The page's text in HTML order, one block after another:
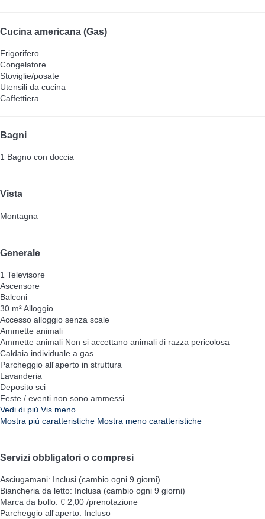
Cucina americana (Gas)
Frigorifero
Congelatore
Stoviglie/posate
Utensili da cucina
Caffettiera
Bagni
1 Bagno con doccia
Vista
Montagna
Generale
1 Televisore
Ascensore
Balconi
30 m² Alloggio
Accesso alloggio senza scale
Ammette animali
Ammette animali Non si accettano animali di razza pericolosa
Caldaia individuale a gas
Parcheggio all'aperto in struttura
Lavanderia
Deposito sci
Feste / eventi non sono ammessi
Vedi di più Vis meno
Mostra più caratteristiche Mostra meno caratteristiche
Servizi obbligatori o compresi
Asciugamani: Inclusi (cambio ogni 9 giorni)
Biancheria da letto: Inclusa (cambio ogni 9 giorni)
Marca da bollo: € 2,00 /prenotazione
Parcheggio all'aperto: Incluso